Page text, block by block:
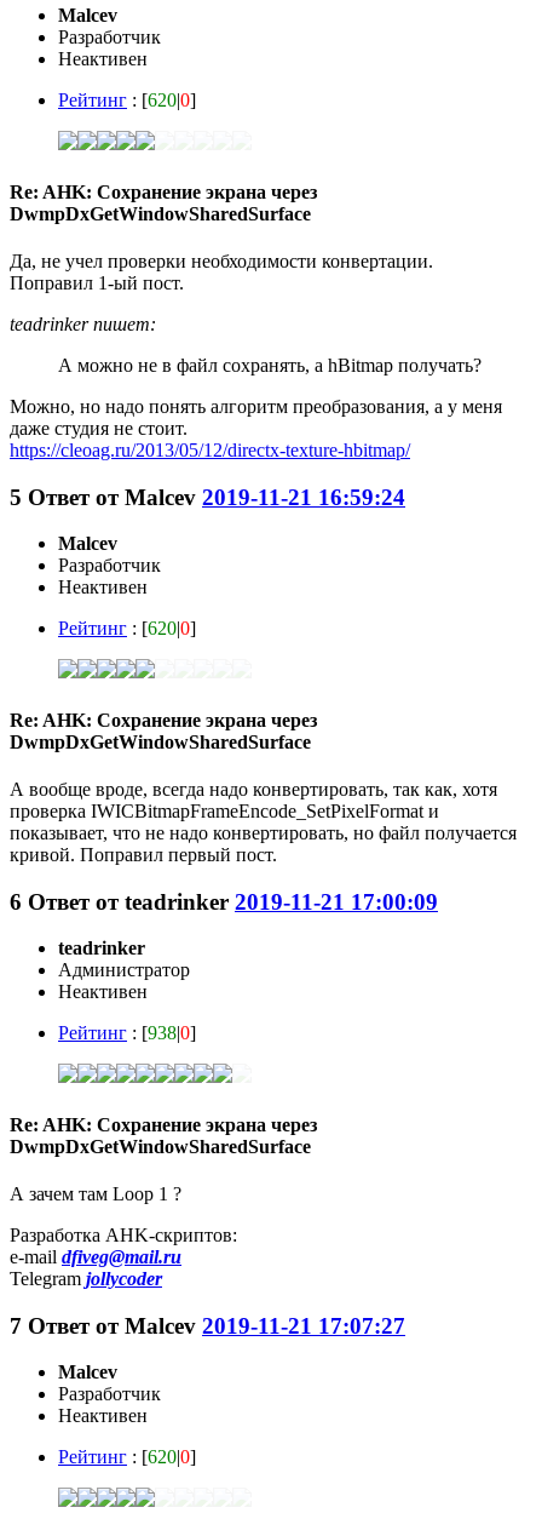
Malcev
Разработчик
Неактивен
Рейтинг : [620|0]
Re: AHK: Сохранение экрана через
DwmpDxGetWindowSharedSurface
Да, не учел проверки необходимости конвертации.
Поправил 1-ый пост.
teadrinker пишет:
А можно не в файл сохранять, а hBitmap получать?
Можно, но надо понять алгоритм преобразования, а у меня
даже студия не стоит.
https://cleoag.ru/2013/05/12/directx-texture-hbitmap/
5 Ответ отMalcev 2019-11-21 16:59:24
Malcev
Разработчик
Неактивен
Рейтинг : [620|0]
Re: AHK: Сохранение экрана через
DwmpDxGetWindowSharedSurface
А вообще вроде, всегда надо конвертировать, так как, хотя
проверка IWICBitmapFrameEncode_SetPixelFormat и
показывает, что не надо конвертировать, но файл получается
кривой. Поправил первый пост.
6 Ответ отteadrinker 2019-11-21 17:00:09
teadrinker
Администратор
Неактивен
Рейтинг : [938|0]
Re: AHK: Сохранение экрана через
DwmpDxGetWindowSharedSurface
А зачем там Loop 1 ?
Разработка AHK-скриптов:
e-mail dfiveg@mail.ru
Telegram jollycoder
7 Ответ отMalcev 2019-11-21 17:07:27
Malcev
Разработчик
Неактивен
Рейтинг : [620|0]